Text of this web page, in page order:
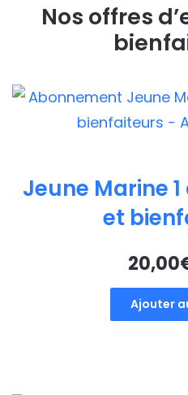
Nos offres
Jeune Marine
et
20,00
Ajouter